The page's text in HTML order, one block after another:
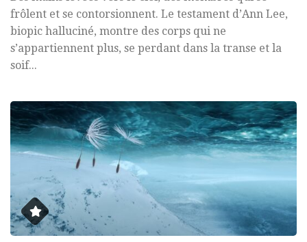
frôlent et se contorsionnent. Le testament d’Ann Lee,
biopic halluciné, montre des corps qui ne
s’appartiennent plus, se perdant dans la transe et la
soif...